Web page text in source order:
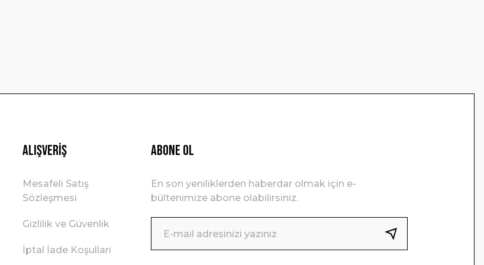
Alışveriş
Mesafeli Satış
Sözleşmesi
Gizlilik ve Güvenlik
İptal İade Koşullari
ABONE OL
En son yeniliklerden haberdar olmak için e-
bültenimize abone olabilirsiniz.